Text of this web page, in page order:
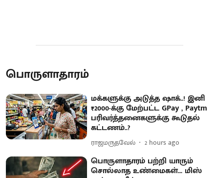
பொருளாதாரம்
மக்களுக்கு அடுத்த ஷாக்..! இனி
₹2000-க்கு மேற்பட்ட GPay , Paytm
பரிவர்த்தனைகளுக்கு கூடுதல்
கட்டணம்..?
ராஜமருதவேல் 2 hours ago
பொருளாதாரம் பற்றி யாரும்
சொல்லாத உண்மைகள்... மிஸ்